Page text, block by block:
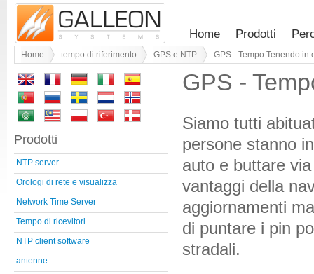
Home Prodotti
Home tempo di riferimento GPS e NTP GPS - Tempo Tenendo in
GPS -
Siamo tutti
persone stanno
auto e buttare
vantaggi della
aggiornamenti
di puntare i pin
stradali.
Prodotti
NTP server
Orologi di rete e visualizza
Network Time Server
Tempo di ricevitori
NTP client software
antenne